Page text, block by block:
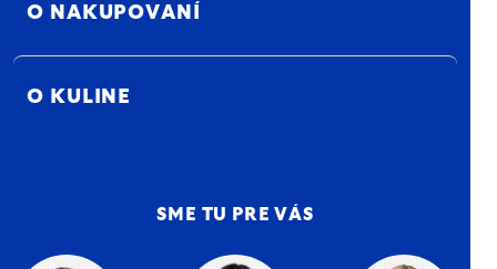
O NAKUPOVANÍ
O KULINE
SME TU PRE VÁS